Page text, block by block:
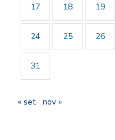
17 18 19
24 25 26
31
« set nov »